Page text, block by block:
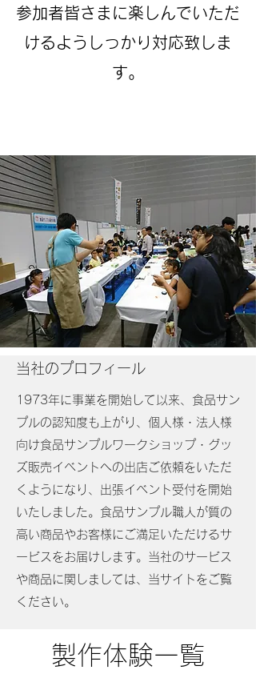
​参加者皆さまに楽しんでいただ
けるようしっかり対応致しま
す。
当社のプロフィール
1973年に事業を開始して以来、食品サン
プルの認知度も上がり、個人様・法人様
向け食品サンプルワークショップ・グッ
ズ販売イベントへの出店ご依頼をいただ
くようになり、出張イベント受付を開始
いたしました。食品サンプル職人が質の
高い商品やお客様にご満足いただけるサ
ービスをお届けします。当社のサービス
や商品に関しましては、当サイトをご覧
ください。
製作体験一覧